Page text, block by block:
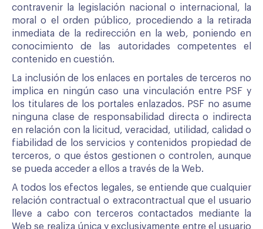
contravenir la legislación nacional o internacional, la
moral o el orden público, procediendo a la retirada
inmediata de la redirección en la web, poniendo en
conocimiento de las autoridades competentes el
contenido en cuestión.
La inclusión de los enlaces en portales de terceros no
implica en ningún caso una vinculación entre PSF y
los titulares de los portales enlazados. PSF no asume
ninguna clase de responsabilidad directa o indirecta
en relación con la licitud, veracidad, utilidad, calidad o
fiabilidad de los servicios y contenidos propiedad de
terceros, o que éstos gestionen o controlen, aunque
se pueda acceder a ellos a través de la Web.
A todos los efectos legales, se entiende que cualquier
relación contractual o extracontractual que el usuario
lleve a cabo con terceros contactados mediante la
Web se realiza única y exclusivamente entre el usuario